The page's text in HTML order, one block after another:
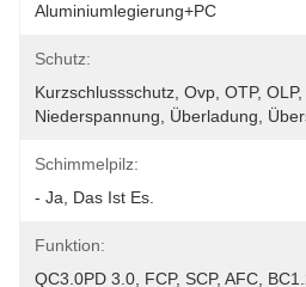
Aluminiumlegierung+PC
Schutz:
Kurzschlussschutz, Ovp, OTP, OLP,
Niederspannung, Überladung,
Schimmelpilz:
- Ja, Das Ist Es.
Funktion:
QC3.0PD 3.0, FCP, SCP, AFC,